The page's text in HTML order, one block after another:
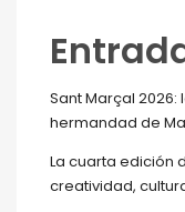
Sant Marçal
hermandad de
La cuarta edición
creatividad,